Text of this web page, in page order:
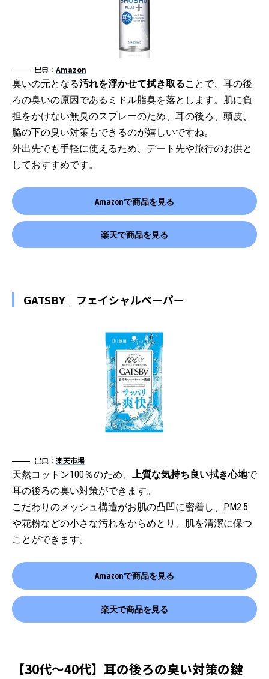
出典： Amazon
臭いの元となる汚れを浮かせて拭き取ることで、耳の後
ろの臭いの原因であるミドル脂臭を落とします。肌に負
担をかけない無臭のスプレーのため、耳の後ろ、頭皮、
脇の下の臭い対策もできるのが嬉しいですね。
外出先でも手軽に使えるため、デート先や旅行のお供と
しておすすめです。
Amazonで商品を見る
楽天で商品を見る
GATSBY｜フェイシャルペーパー
出典： 楽天市場
天然コットン100％のため、 上質な気持ち良い拭き心地で
耳の後ろの臭い対策ができます。
こだわりのメッシュ構造がお肌の凸凹に密着し、PM2.5
や花粉などの小さな汚れをからめとり、肌を清潔に保つ
ことができます。
Amazonで商品を見る
楽天で商品を見る
【30代〜40代】耳の後ろの臭い対策の鍵